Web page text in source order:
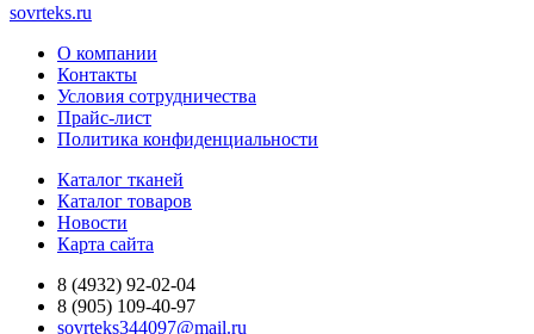
sovrteks.ru
О компании
Контакты
Условия сотрудничества
Прайс-лист
Политика конфиденциальности
Каталог тканей
Каталог товаров
Новости
Карта сайта
8 (4932) 92-02-04
8 (905) 109-40-97
sovrteks344097@mail.ru